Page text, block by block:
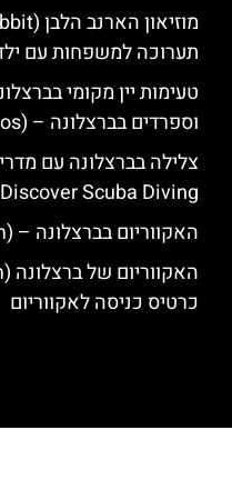
תערוכה למשפחות עם
טעימות יין מקומי
וספרדים בברצלונה – (Vivinos)
Discover Scuba Diving)
האקווריום בברצלונה – (Barcelona Aquarium)
כרטיס כניסה לאקווריום